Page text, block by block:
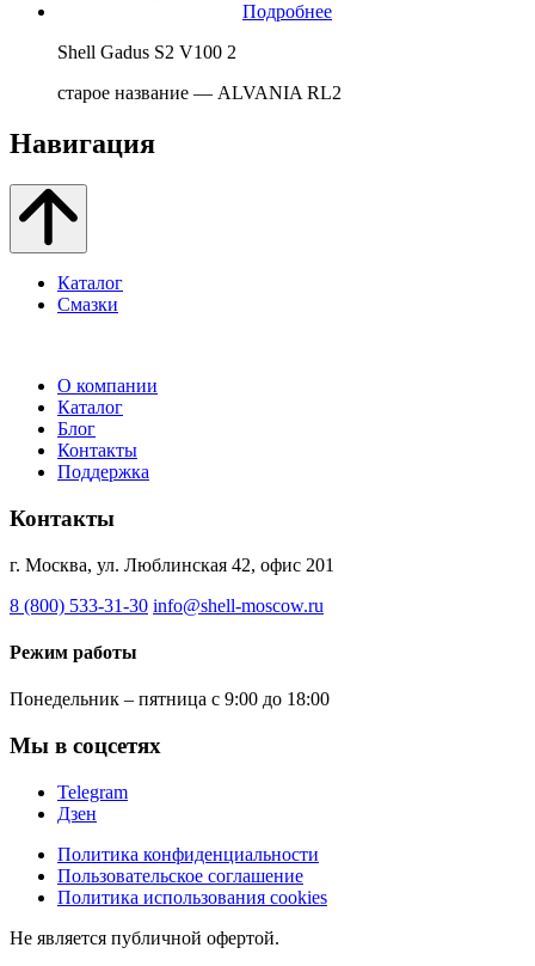
Подробнее
Shell Gadus S2 V100 2
старое название — ALVANIA RL2
Навигация
Каталог
Смазки
О компании
Каталог
Блог
Контакты
Поддержка
Контакты
г. Москва, ул. Люблинская 42, офис 201
8 (800) 533-31-30 info@shell-moscow.ru
Режим работы
Понедельник – пятница с 9:00 до 18:00
Мы в соцсетях
Telegram
Дзен
Политика конфиденциальности
Пользовательское соглашение
Политика использования cookies
Не является публичной офертой.